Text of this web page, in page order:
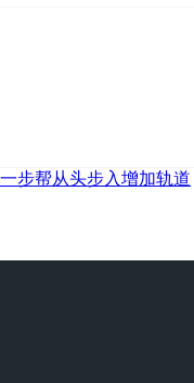
步帮从头步入增加轨道